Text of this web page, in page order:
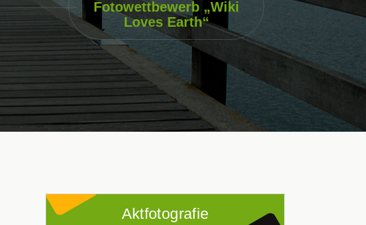
Fotowettbewerb „Wiki
Loves Earth“
Aktfotografie